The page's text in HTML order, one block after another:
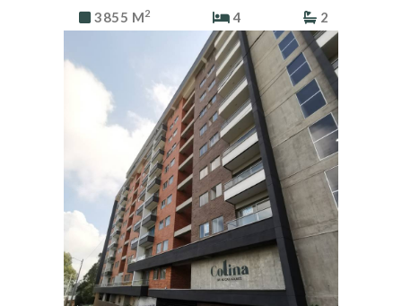
3855 M2 4 2